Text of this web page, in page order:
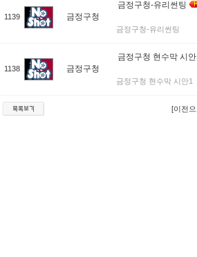
1139 금정구청
금정구청-유리썬팅
금정구청-유리썬팅
1138 금정구청
금정구청 현수막 시
금정구청 현수막 시안1
[이전